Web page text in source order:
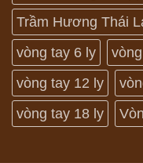
Trầm Hương Thái
vòng tay 6 ly
vòng tay 12 ly
vòng tay 18 ly